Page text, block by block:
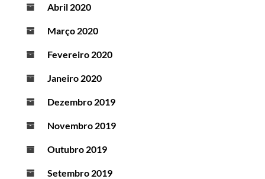
Abril 2020
Março 2020
Fevereiro 2020
Janeiro 2020
Dezembro 2019
Novembro 2019
Outubro 2019
Setembro 2019